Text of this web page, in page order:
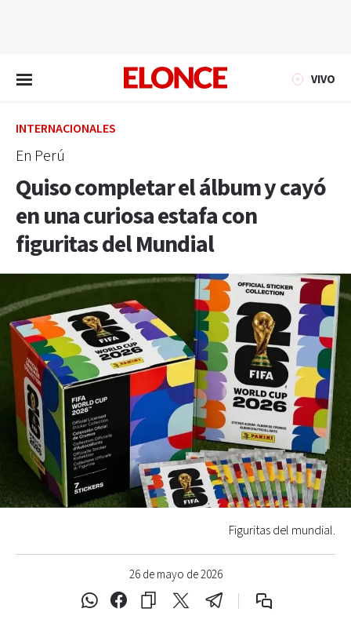
VIVO
INTERNACIONALES
En Perú
Quiso completar el álbum y cayó
en una curiosa estafa con
figuritas del Mundial
26 de mayo de 2026
Figuritas del mundial.